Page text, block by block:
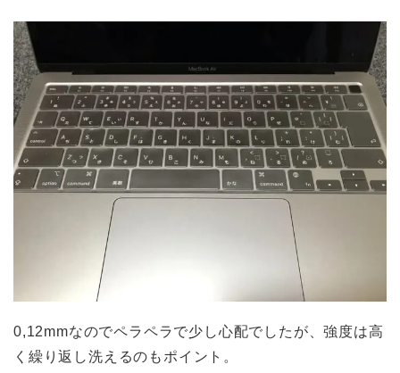
0,12mmなのでペラペラで少し心配でしたが、強度は高
く繰り返し洗えるのもポイント。